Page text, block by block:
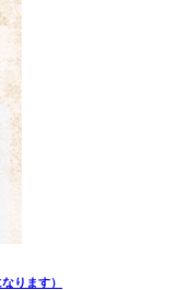
ります）